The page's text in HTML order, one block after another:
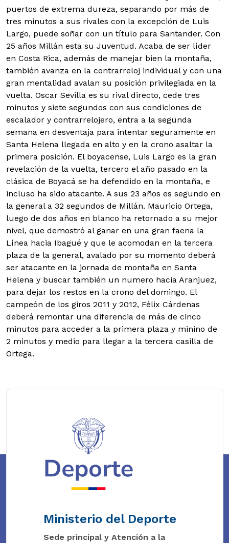
puertos de extrema dureza, separando por más de
tres minutos a sus rivales con la excepción de Luis
Largo, puede soñar con un título para Santander. Con
25 años Millán esta su Juventud. Acaba de ser líder
en Costa Rica, además de manejar bien la montaña,
también avanza en la contrarreloj individual y con una
gran mentalidad avalan su posición privilegiada en la
vuelta. Oscar Sevilla es su rival directo, cede tres
minutos y siete segundos con sus condiciones de
escalador y contrarrelojero, entra a la segunda
semana en desventaja para intentar seguramente en
Santa Helena llegada en alto y en la crono asaltar la
primera posición. El boyacense, Luis Largo es la gran
revelación de la vuelta, tercero el año pasado en la
clásica de Boyacá se ha defendido en la montaña, e
incluso ha sido atacante. A sus 23 años es segundo en
la general a 32 segundos de Millán. Mauricio Ortega,
luego de dos años en blanco ha retornado a su mejor
nivel, que demostró al ganar en una gran faena la
Línea hacia Ibagué y que le acomodan en la tercera
plaza de la general, avalado por su momento deberá
ser atacante en la jornada de montaña en Santa
Helena y buscar también un numero hacia Aranjuez,
para dejar los restos en la crono del domingo. El
campeón de los giros 2011 y 2012, Félix Cárdenas
deberá remontar una diferencia de más de cinco
minutos para acceder a la primera plaza y minino de
2 minutos y medio para llegar a la tercera casilla de
Ortega.
Ministerio del Deporte
Sede principal y Atención a la